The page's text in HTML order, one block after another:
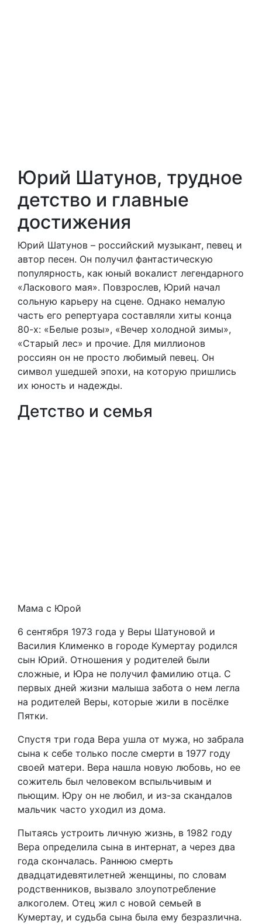
Юрий Шатунов, трудное
детство и главные
достижения
Юрий Шатунов – российский музыкант, певец и
автор песен. Он получил фантастическую
популярность, как юный вокалист легендарного
«Ласкового мая». Повзрослев, Юрий начал
сольную карьеру на сцене. Однако немалую
часть его репертуара составляли хиты конца
80-х: «Белые розы», «Вечер холодной зимы»,
«Старый лес» и прочие. Для миллионов
россиян он не просто любимый певец. Он
символ ушедшей эпохи, на которую пришлись
их юность и надежды.
Детство и семья
Мама с Юрой
6 сентября 1973 года у Веры Шатуновой и
Василия Клименко в городе Кумертау родился
сын Юрий. Отношения у родителей были
сложные, и Юра не получил фамилию отца. С
первых дней жизни малыша забота о нем легла
на родителей Веры, которые жили в посёлке
Пятки.
Спустя три года Вера ушла от мужа, но забрала
сына к себе только после смерти в 1977 году
своей матери. Вера нашла новую любовь, но ее
сожитель был человеком вспыльчивым и
пьющим. Юру он не любил, и из-за скандалов
мальчик часто уходил из дома.
Пытаясь устроить личную жизнь, в 1982 году
Вера определила сына в интернат, а через два
года скончалась. Раннюю смерть
двадцатидевятилетней женщины, по словам
родственников, вызвало злоупотребление
алкоголем. Отец жил с новой семьей в
Кумертау, и судьба сына была ему безразлична.